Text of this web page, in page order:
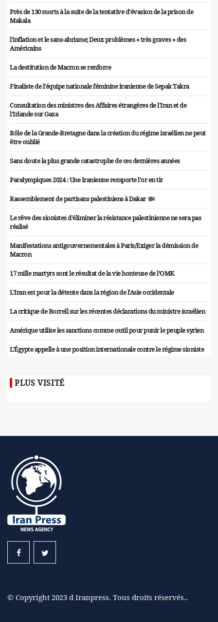
Près de 130 morts à la suite de la tentative d'évasion de la prison de
Makala
l'inflation et le sans-abrisme; Deux problèmes « très graves » des
Américains
La destitution de Macron se renforce
Finaliste de l'équipe nationale féminine iranienne de Sepak Takra
Consultation des ministres des Affaires étrangères de l'Iran et de
l'Irlande sur Gaza
Rôle de la Grande-Bretagne dans la création du régime israélien ne peut
être oublié
Sans doute la plus grande catastrophe de ces dernières années
Paralympiques 2024 : Une Iranienne remporte l'or en tir
Rassemblement de partisans palestiniens à Dakar
Le rêve des sionistes d'éliminer la résistance palestinienne ne sera pas
réalisé
Manifestations antigouvernementales à Paris/Exiger la démission de
Macron
17 mille martyrs sont le résultat de la vie honteuse de l’OMK
L'Iran est pour la détente dans la région de l'Asie occidentale
La critique de Borrell sur les récentes déclarations du ministre israélien
Amérique utilise les sanctions comme outil pour punir le peuple syrien
L'Égypte appelle à une position internationale contre le régime sioniste
PLUS VISITÉ
© Copyright 2023 d Iranpress. Tous droits réservés..